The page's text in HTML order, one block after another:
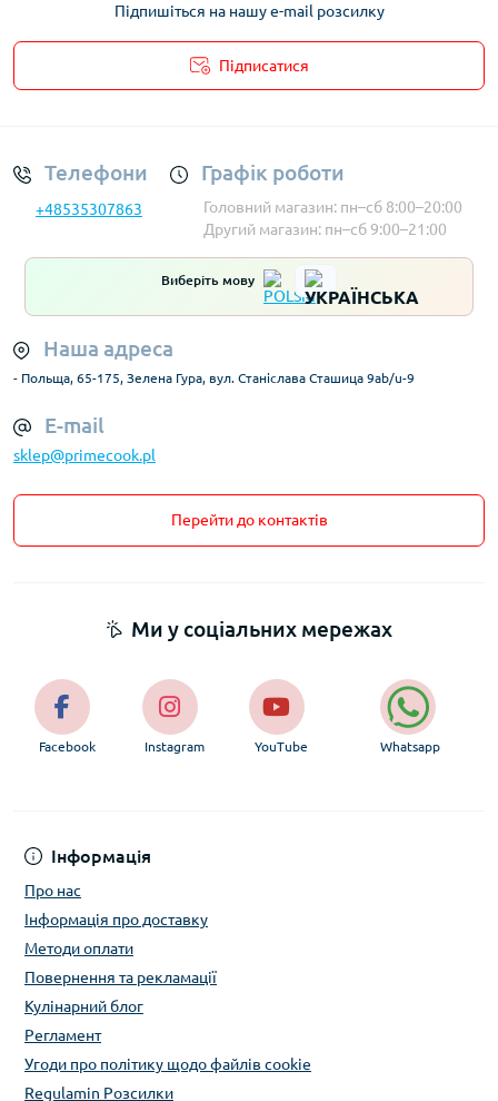
Підпишіться на нашу e-mail розсилку
Підписатися
Телефони
+48535307863
Графік роботи
Головний магазин: пн–сб 8:00–20:00
Другий магазин: пн–сб 9:00–21:00
Виберіть мову
Наша адреса
- Польща, 65-175, Зелена Гура, вул. Станіслава Сташица 9ab/u-9
E-mail
sklep@primecook.pl
Перейти до контактів
Інформація
Про нас
Інформація про доставку
Методи оплати
Повернення та рекламації
Кулінарний блог
Регламент
Угоди про політику щодо файлів cookie
Regulamin Розсилки
Ми у соціальних мережах
Facebook Instagram YouTube Whatsapp